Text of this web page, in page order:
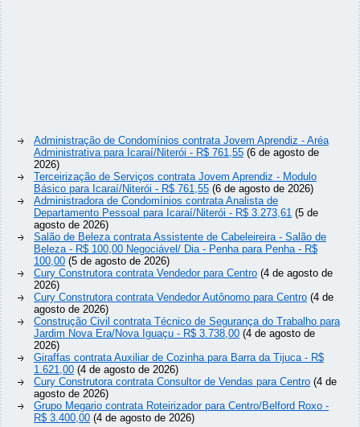
Administração de Condomínios contrata Jovem Aprendiz - Aréa
Administrativa para Icaraí/Niterói - R$ 761,55 (6 de agosto de
2026)
Terceirização de Serviços contrata Jovem Aprendiz - Modulo
Básico para Icaraí/Niterói - R$ 761,55 (6 de agosto de 2026)
Administradora de Condomínios contrata Analista de
Departamento Pessoal para Icaraí/Niterói - R$ 3.273,61 (5 de
agosto de 2026)
Salão de Beleza contrata Assistente de Cabeleireira - Salão de
Beleza - R$ 100,00 Negociável/ Dia - Penha para Penha - R$
100,00 (5 de agosto de 2026)
Cury Construtora contrata Vendedor para Centro (4 de agosto de
2026)
Cury Construtora contrata Vendedor Autônomo para Centro (4 de
agosto de 2026)
Construção Civil contrata Técnico de Segurança do Trabalho para
Jardim Nova Era/Nova Iguaçu - R$ 3.738,00 (4 de agosto de
2026)
Giraffas contrata Auxiliar de Cozinha para Barra da Tijuca - R$
1.621,00 (4 de agosto de 2026)
Cury Construtora contrata Consultor de Vendas para Centro (4 de
agosto de 2026)
Grupo Megario contrata Roteirizador para Centro/Belford Roxo -
R$ 3.400,00 (4 de agosto de 2026)